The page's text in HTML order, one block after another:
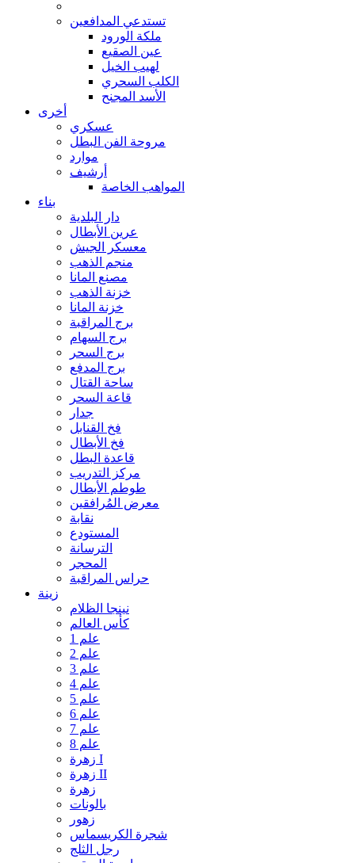
تستدعي المدافعين
ملكة الورود
عين الصقيع
لهيب الخيل
الكلب السحري
الأسد المجنح
أخرى
عسكري
مروحة الفن البطل
موارد
أرشيف
المواهب الخاصة
بناء
دار البلدية
عرين الأبطال
معسكر الجيش
منجم الذهب
مصنع المانا
خزنة الذهب
خزنة المانا
برج المراقبة
برج السهام
برج السحر
برج المدفع
ساحة القتال
قاعة السحر
جدار
فخ القنابل
فخ الأبطال
قاعدة البطل
مركز التدريب
طوطم الأبطال
معرض المُرافقين
نقابة
المستودع
الترسانة
المحجر
حراس المراقبة
زينة
نينجا الظلام
كأس العالم
علم 1
علم 2
علم 3
علم 4
علم 5
علم 6
علم 7
علم 8
زهرة I
زهرة II
زهرة
بالونات
زهور
شجرة الكريسماس
رجل الثلج